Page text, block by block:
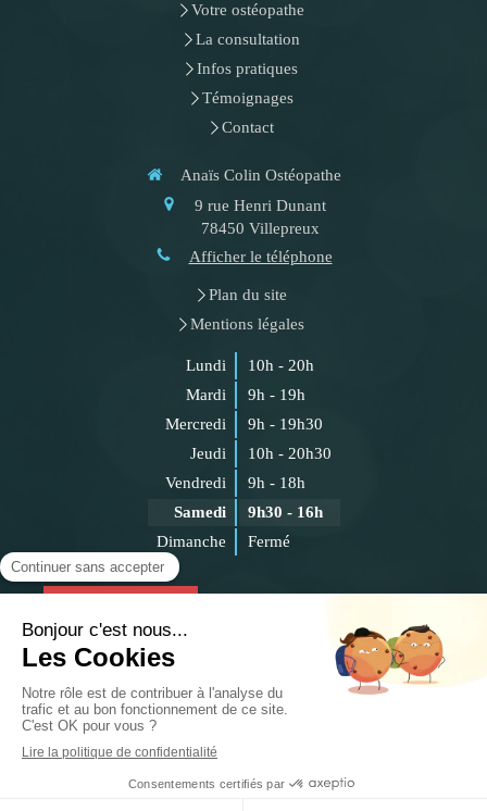
Votre ostéopathe
La consultation
Infos pratiques
Témoignages
Contact
Anaïs Colin Ostéopathe
9 rue Henri Dunant
78450 Villepreux
Afficher le téléphone
Plan du site
Mentions légales
Lundi
10h - 20h
Mardi
9h - 19h
Mercredi
9h - 19h30
Jeudi
10h - 20h30
Vendredi
9h - 18h
Samedi
9h30 - 16h
Dimanche
Fermé
Ce site a été proposé parLe CEESO